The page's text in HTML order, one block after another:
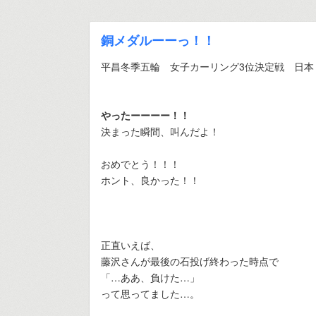
銅メダルーーっ！！
平昌冬季五輪 女子カーリング3位決定戦 日本
やったーーーー！！
決まった瞬間、叫んだよ！
おめでとう！！！
ホント、良かった！！
正直いえば、
藤沢さんが最後の石投げ終わった時点で
「…ああ、負けた…」
って思ってました…。